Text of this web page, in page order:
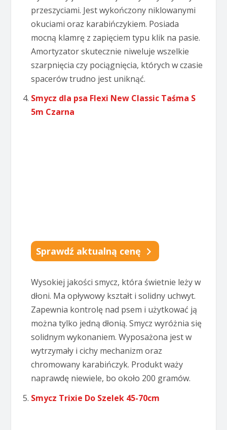
przeszyciami. Jest wykończony niklowanymi
okuciami oraz karabińczykiem. Posiada
mocną klamrę z zapięciem typu klik na pasie.
Amortyzator skutecznie niweluje wszelkie
szarpnięcia czy pociągnięcia, których w czasie
spacerów trudno jest uniknąć.
Smycz dla psa Flexi New Classic Taśma S
5m Czarna
Sprawdź aktualną cenę
Wysokiej jakości smycz, która świetnie leży w
dłoni. Ma opływowy kształt i solidny uchwyt.
Zapewnia kontrolę nad psem i użytkować ją
można tylko jedną dłonią. Smycz wyróżnia się
solidnym wykonaniem. Wyposażona jest w
wytrzymały i cichy mechanizm oraz
chromowany karabińczyk. Produkt waży
naprawdę niewiele, bo około 200 gramów.
Smycz Trixie Do Szelek 45-70cm